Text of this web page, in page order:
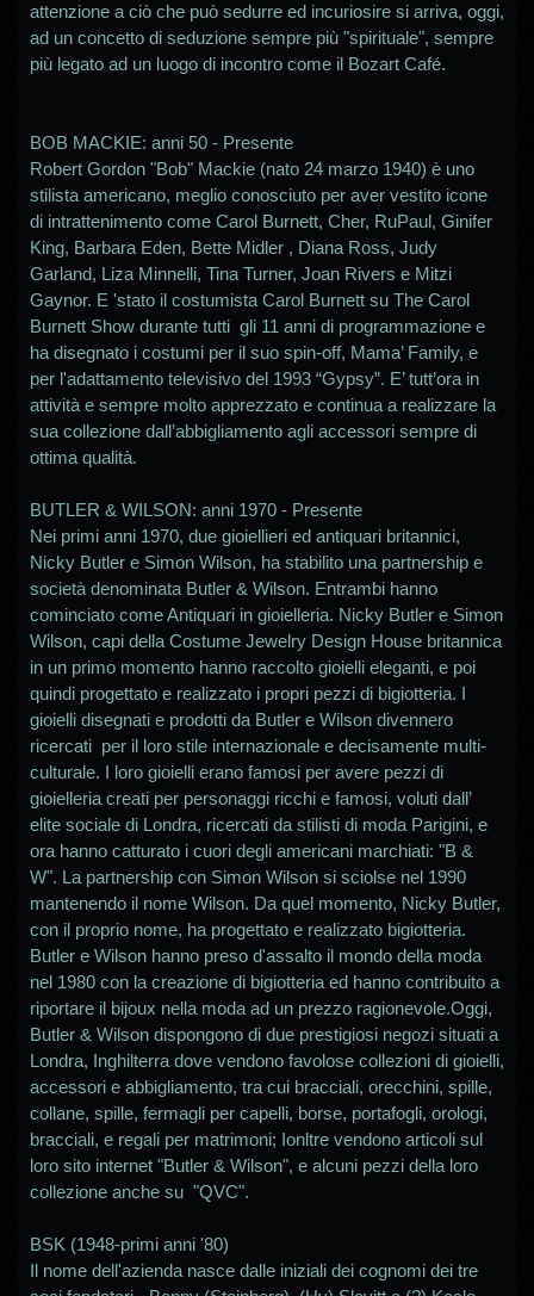
attenzione a ciò che può sedurre ed incuriosire si arriva, oggi,
ad un concetto di seduzione sempre più "spirituale", sempre
più legato ad un luogo di incontro come il Bozart Café.
BOB MACKIE: anni 50 - Presente
Robert Gordon "Bob" Mackie (nato 24 marzo 1940) è uno
stilista americano, meglio conosciuto per aver vestito icone
di intrattenimento come Carol Burnett, Cher, RuPaul, Ginifer
King, Barbara Eden, Bette Midler , Diana Ross, Judy
Garland, Liza Minnelli, Tina Turner, Joan Rivers e Mitzi
Gaynor. E 'stato il costumista Carol Burnett su The Carol
Burnett Show durante tutti gli 11 anni di programmazione e
ha disegnato i costumi per il suo spin-off, Mama’ Family, e
per l'adattamento televisivo del 1993 “Gypsy”. E’ tutt’ora in
attività e sempre molto apprezzato e continua a realizzare la
sua collezione dall’abbigliamento agli accessori sempre di
ottima qualità.
BUTLER & WILSON: anni 1970 - Presente
Nei primi anni 1970, due gioiellieri ed antiquari britannici,
Nicky Butler e Simon Wilson, ha stabilito una partnership e
società denominata Butler & Wilson. Entrambi hanno
cominciato come Antiquari in gioielleria. Nicky Butler e Simon
Wilson, capi della Costume Jewelry Design House britannica
in un primo momento hanno raccolto gioielli eleganti, e poi
quindi progettato e realizzato i propri pezzi di bigiotteria. I
gioielli disegnati e prodotti da Butler e Wilson divennero
ricercati per il loro stile internazionale e decisamente multi-
culturale. I loro gioielli erano famosi per avere pezzi di
gioielleria creati per personaggi ricchi e famosi, voluti dall’
elite sociale di Londra, ricercati da stilisti di moda Parigini, e
ora hanno catturato i cuori degli americani marchiati: "B &
W". La partnership con Simon Wilson si sciolse nel 1990
mantenendo il nome Wilson. Da quel momento, Nicky Butler,
con il proprio nome, ha progettato e realizzato bigiotteria.
Butler e Wilson hanno preso d'assalto il mondo della moda
nel 1980 con la creazione di bigiotteria ed hanno contribuito a
riportare il bijoux nella moda ad un prezzo ragionevole.Oggi,
Butler & Wilson dispongono di due prestigiosi negozi situati a
Londra, Inghilterra dove vendono favolose collezioni di gioielli,
accessori e abbigliamento, tra cui bracciali, orecchini, spille,
collane, spille, fermagli per capelli, borse, portafogli, orologi,
bracciali, e regali per matrimoni; Ionltre vendono articoli sul
loro sito internet "Butler & Wilson", e alcuni pezzi della loro
collezione anche su "QVC".
BSK (1948-primi anni '80)
Il nome dell'azienda nasce dalle iniziali dei cognomi dei tre